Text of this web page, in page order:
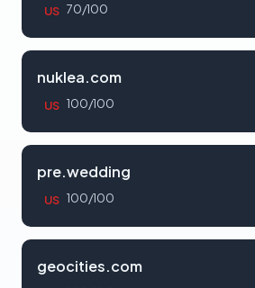
US 70/100
nuklea.com
US 100/100
pre.wedding
US 100/100
geocities.com